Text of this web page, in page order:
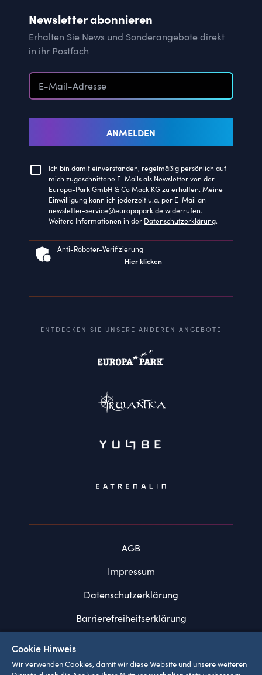
Newsletter abonnieren
Erhalten Sie News und Sonderangebote direkt
in ihr Postfach
ANMELDEN
Ich bin damit einverstanden, regelmäßig persönlich auf
mich zugeschnittene E-Mails als Newsletter von der
Europa-Park GmbH & Co Mack KGzu erhalten. Meine
Einwilligung kann ich jederzeit u.a. per E-Mail an
newsletter-service@europapark.dewiderrufen.
Weitere Informationen in der Datenschutzerklärung.
Anti-Roboter-Verifizierung
Hier klicken
ENTDECKEN SIE UNSERE ANDEREN ANGEBOTE
AGB
Impressum
Datenschutzerklärung
Barrierefreiheitserklärung
Systemvoraussetzungen
Cookie Hinweis
Wir verwenden Cookies, damit wir diese Website und unsere weiteren